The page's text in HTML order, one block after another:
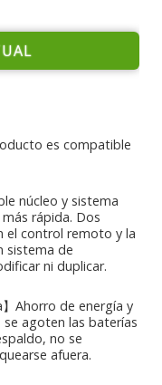
es compatible
núcleo y sistema
rápida. Dos
el control remoto y la
sistema de
ni duplicar.
Ahorro de energía y
agoten las baterías
no se
afuera.